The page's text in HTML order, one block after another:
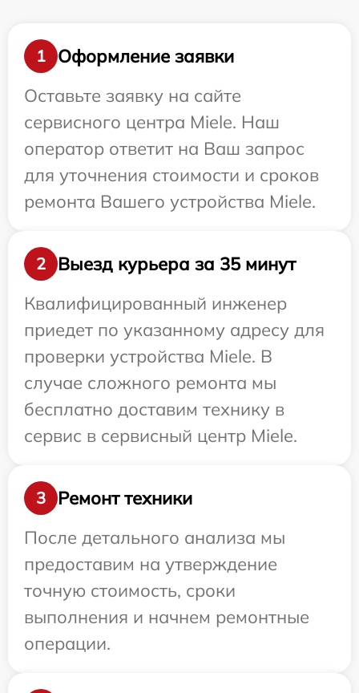
1
Оформление заявки
Оставьте заявку на сайте
сервисного центра Miele. Наш
оператор ответит на Ваш запрос
для уточнения стоимости и сроков
ремонта Вашего устройства Miele.
2
Выезд курьера за 35 минут
Квалифицированный инженер
приедет по указанному адресу для
проверки устройства Miele. В
случае сложного ремонта мы
бесплатно доставим технику в
сервис в сервисный центр Miele.
3
Ремонт техники
После детального анализа мы
предоставим на утверждение
точную стоимость, сроки
выполнения и начнем ремонтные
операции.